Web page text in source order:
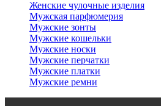
Женские чулочные изделия
Мужская парфюмерия
Мужские зонты
Мужские кошельки
Мужские носки
Мужские перчатки
Мужские платки
Мужские ремни